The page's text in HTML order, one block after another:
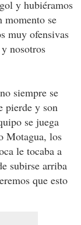
y hubiéramos
momento se
muy ofensivas
nosotros
siempre se
pierde y son
se juega
Motagua, los
le tocaba a
subirse arriba
que esto